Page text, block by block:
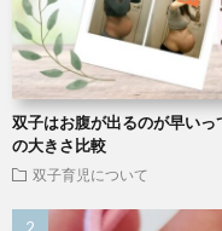
双子はお腹が出るのが早い
の大きさ比較
双子育児について